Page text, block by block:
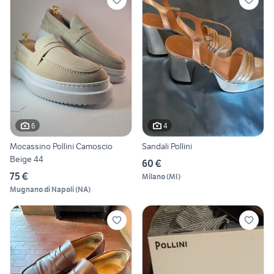
6
Mocassino Pollini Camoscio
Beige 44
75 €
Mugnano di Napoli(NA)
4
Sandali Pollini
60 €
Milano(MI)